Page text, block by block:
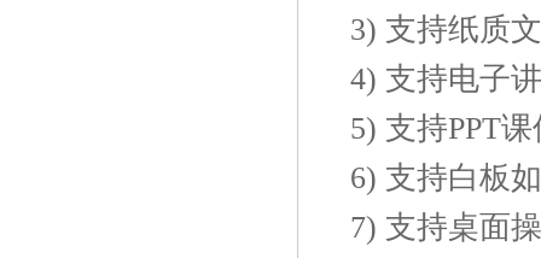
3) 支持纸质
4) 支持电子
5) 支持PPT
6) 支持白板
7) 支持桌面